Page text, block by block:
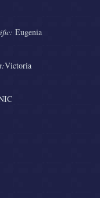
Eugenia
Victoria